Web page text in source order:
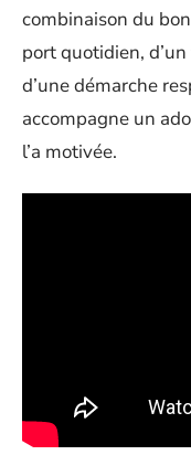
combinaison du
port quotidien,
d’une démarche
accompagne un
l’a motivée.